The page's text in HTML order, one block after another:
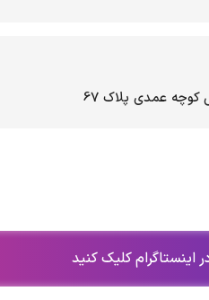
کوچه عمدی پلاک 67
اینستاگرام کلیک کنید